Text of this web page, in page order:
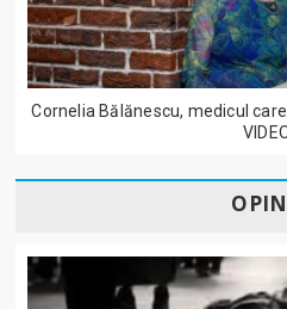
Cornelia Bălănescu, medicul